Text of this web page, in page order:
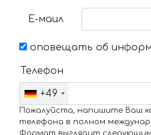
Е-маил
оповещать об
Телефон
+49
Пожалуйста, напишите Ваш
телефона в полном
Формат выглядит